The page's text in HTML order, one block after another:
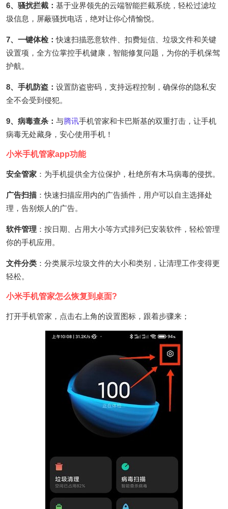
6、骚扰拦截： 基于业界领先的云端智能拦截系统，轻松过滤垃
圾信息，屏蔽骚扰电话，绝对让你心情愉悦。
7、一键体检：快速扫描恶意软件、扣费短信、垃圾文件和关键
设置项，全方位掌控手机健康，智能修复问题，为你的手机保驾
护航。
8、手机防盗： 设置防盗密码，支持远程控制，确保你的隐私安
全不会受到侵犯。
9、病毒查杀： 与腾讯手机管家和卡巴斯基的双重打击，让手机
病毒无处藏身，安心使用手机！
小米手机管家app功能
安全管家 ：为手机提供全方位保护，杜绝所有木马病毒的侵扰。
广告扫描 ：快速扫描应用内的广告插件，用户可以自主选择处
理，告别烦人的广告。
软件管理 ：按日期、占用大小等方式排列已安装软件，轻松管理
你的手机应用。
文件分类 ：分类展示垃圾文件的大小和类别，让清理工作变得更
轻松。
小米手机管家怎么恢复到桌面?
打开手机管家，点击右上角的设置图标，跟着步骤来；